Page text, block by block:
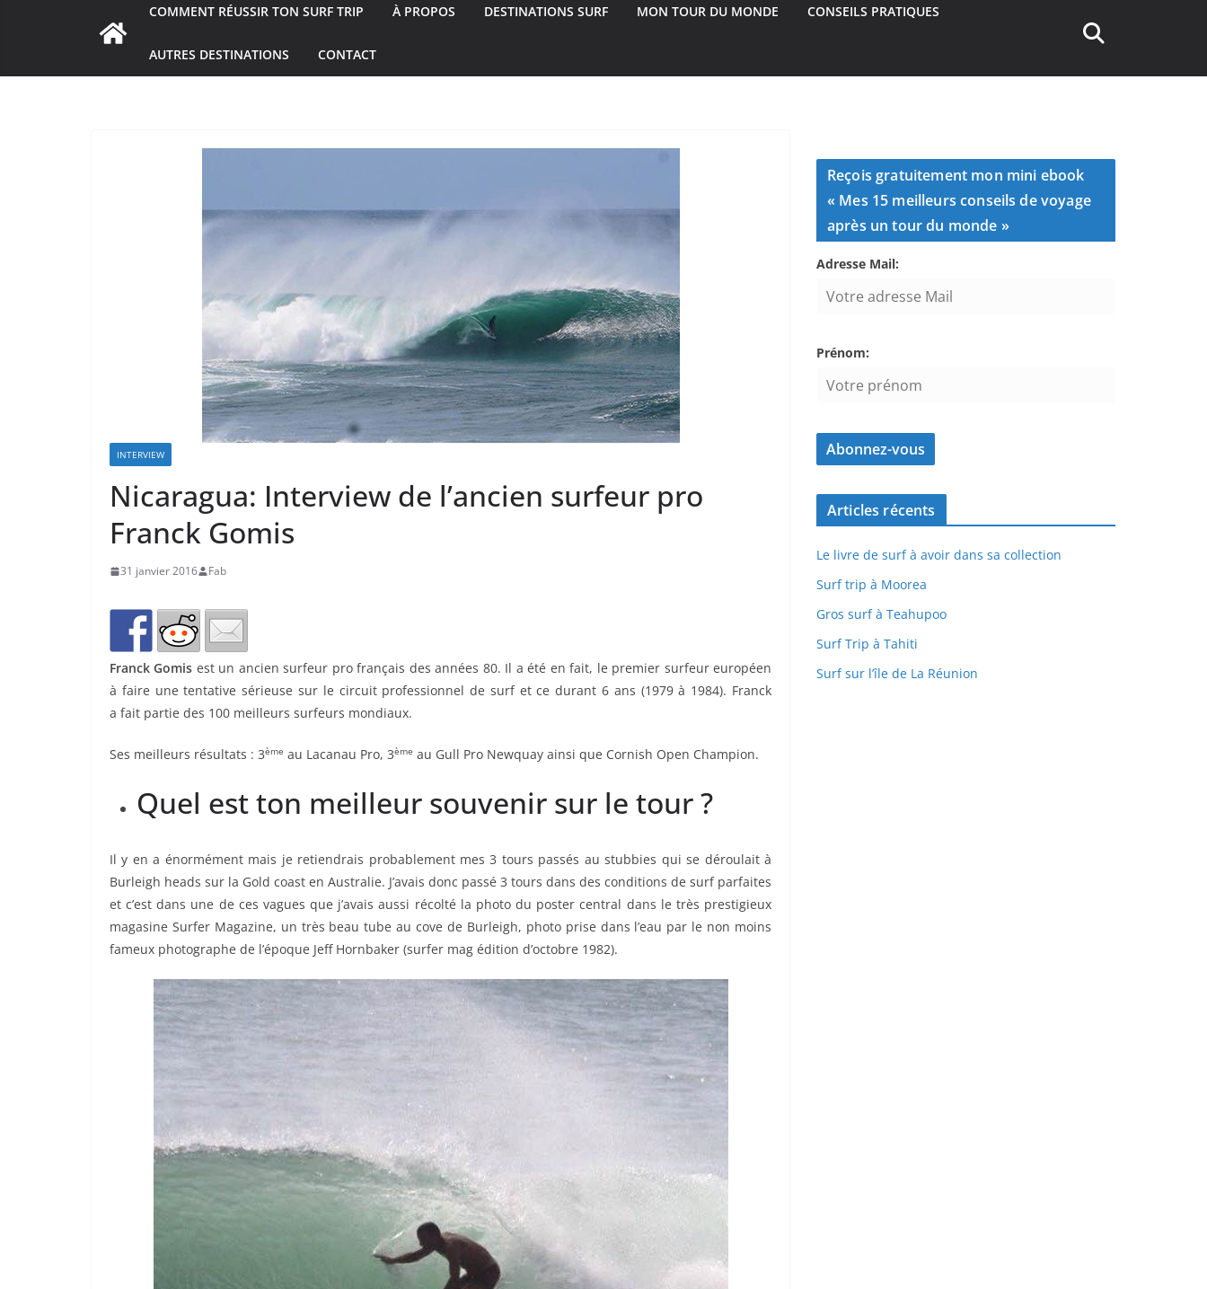
COMMENT RÉUSSIR TON SURF TRIP À PROPOS DESTINATIONS SURF MON TOUR DU MONDE CONSEILS PRATIQUES
AUTRES DESTINATIONS CONTACT
INTERVIEW
Nicaragua: Interview de l’ancien surfeur pro
Franck Gomis
31 janvier 2016 Fab
Franck Gomis est un ancien surfeur pro français des années 80. Il a été en fait, le premier surfeur européen
à faire une tentative sérieuse sur le circuit professionnel de surf et ce durant 6 ans (1979 à 1984). Franck
a fait partie des 100 meilleurs surfeurs mondiaux.
Ses meilleurs résultats : 3ème au Lacanau Pro, 3ème au Gull Pro Newquay ainsi que Cornish Open Champion.
Quel est ton meilleur souvenir sur le tour ?
Il y en a énormément mais je retiendrais probablement mes 3 tours passés au stubbies qui se déroulait à
Burleigh heads sur la Gold coast en Australie. J’avais donc passé 3 tours dans des conditions de surf parfaites
et c’est dans une de ces vagues que j’avais aussi récolté la photo du poster central dans le très prestigieux
magasine Surfer Magazine, un très beau tube au cove de Burleigh, photo prise dans l’eau par le non moins
fameux photographe de l’époque Jeff Hornbaker (surfer mag édition d’octobre 1982).
Reçois gratuitement mon mini ebook
« Mes 15 meilleurs conseils de voyage
après un tour du monde »
Adresse Mail:
Prénom:
Articles récents
Le livre de surf à avoir dans sa collection
Surf trip à Moorea
Gros surf à Teahupoo
Surf Trip à Tahiti
Surf sur l’île de La Réunion